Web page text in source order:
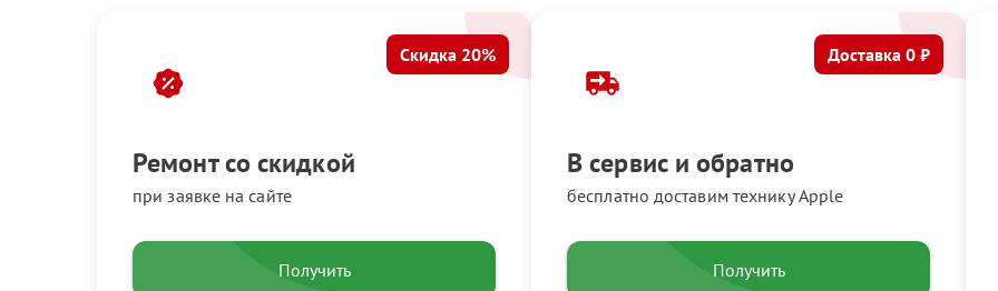
Ремонт со скидкой
при заявке на сайте
Скидка 20%
Получить
В сервис и обратно
бесплатно доставим технику Apple
Доставка 0 ₽
Получить